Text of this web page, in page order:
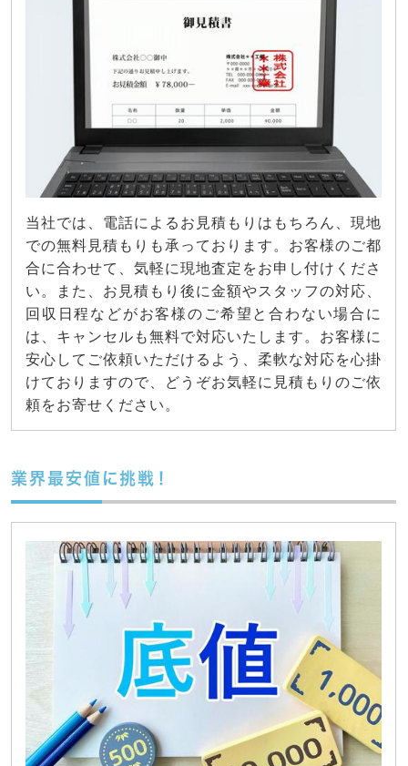
当社では、電話によるお見積もりはもちろん、現地
での無料見積もりも承っております。お客様のご都
合に合わせて、気軽に現地査定をお申し付けくださ
い。また、お見積もり後に金額やスタッフの対応、
回収日程などがお客様のご希望と合わない場合に
は、キャンセルも無料で対応いたします。お客様に
安心してご依頼いただけるよう、柔軟な対応を心掛
けておりますので、どうぞお気軽に見積もりのご依
頼をお寄せください。
業界最安値に挑戦！